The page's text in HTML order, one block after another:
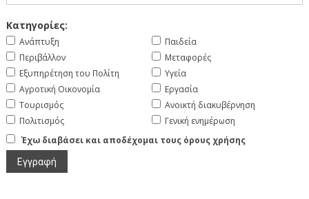
Κατηγορίες:
Ανάπτυξη
Περιβάλλον
Εξυπηρέτηση του Πολίτη
Αγροτική Οικονομία
Τουρισμός
Πολιτισμός
Παιδεία
Μεταφορές
Υγεία
Εργασία
Ανοικτή διακυβέρνηση
Γενική ενημέρωση
Έχω διαβάσει και αποδέχομαι τους όρους χρήσης